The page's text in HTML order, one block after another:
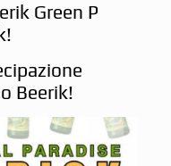
Green P
Beerik!